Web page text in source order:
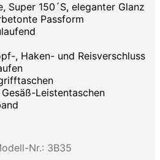
Super 150´S, eleganter Glanz
Passform
, Haken- und Reisverschluss
Leistentaschen
Nr.: 3B35